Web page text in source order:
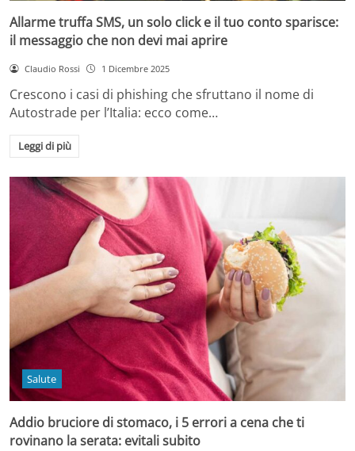
Allarme truffa SMS, un solo click e il tuo conto sparisce:
il messaggio che non devi mai aprire
Claudio Rossi 1 Dicembre 2025
Crescono i casi di phishing che sfruttano il nome di
Autostrade per l’Italia: ecco come…
Leggi di più
Salute
Addio bruciore di stomaco, i 5 errori a cena che ti
rovinano la serata: evitali subito